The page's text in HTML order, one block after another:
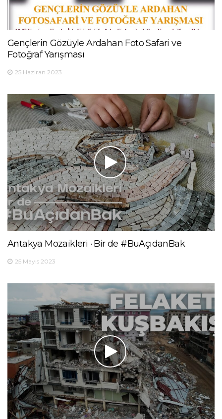
Gençlerin Gözüyle Ardahan Foto Safari ve
Fotoğraf Yarışması
25 Haziran 2023
Antakya Mozaikleri · Bir de #BuAçıdanBak
25 Mayıs 2023